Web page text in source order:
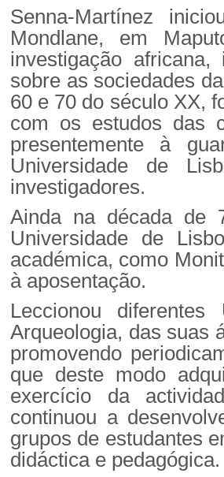
Senna-Martínez
Mondlane, em
investigação
sobre as sociedades
60 e 70 do século XX,
com os estudos das
presentemente à
Universidade de
investigadores.
Ainda na década de
Universidade de
académica, como
à aposentação.
Leccionou
Arqueologia, das suas
promovendo
que deste modo
exercício da
continuou a
grupos de estudantes
didáctica e pedagógica.